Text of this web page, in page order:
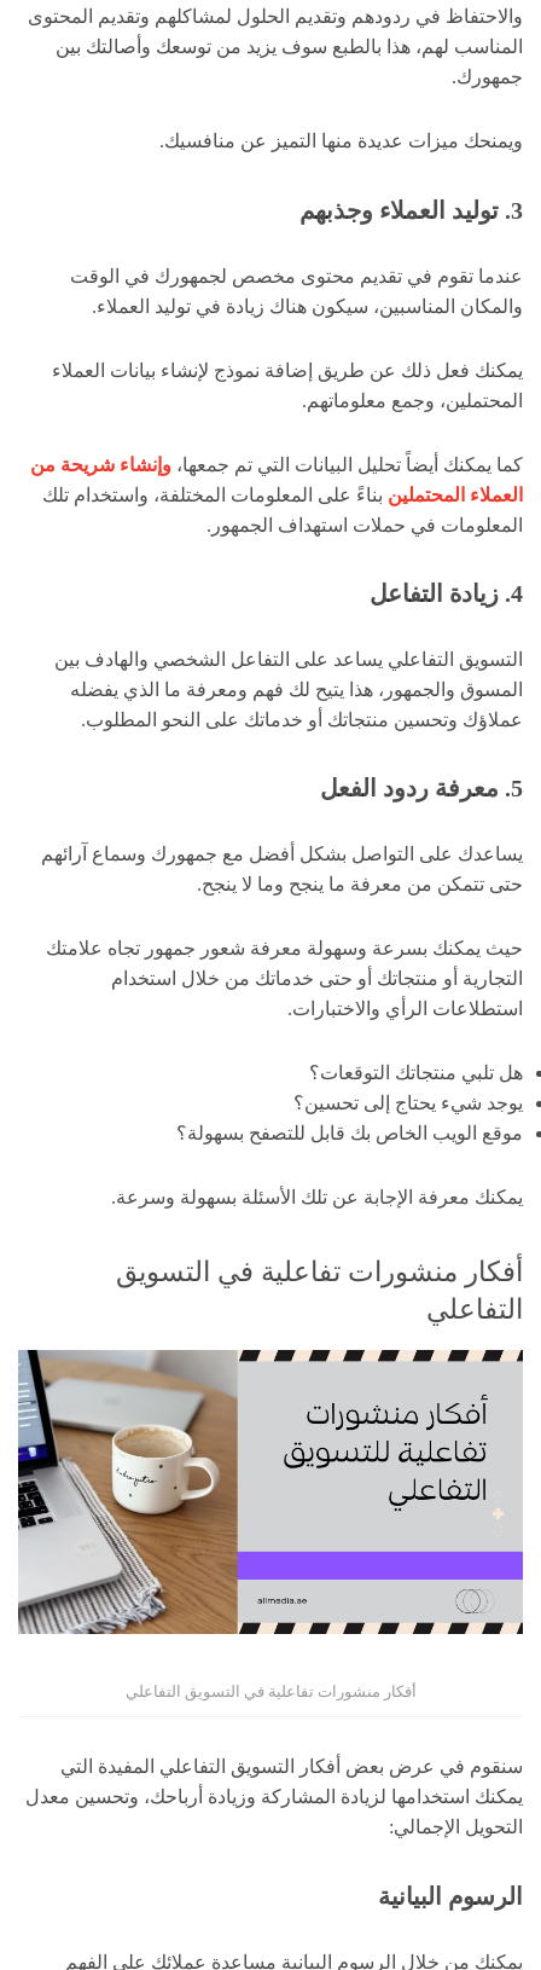
والاحتفاظ في ردودهم وتقديم الحلول لمشاكلهم وتقديم المحتوى
المناسب لهم، هذا بالطبع سوف يزيد من توسعك وأصالتك بين
جمهورك.
ويمنحك ميزات عديدة منها التميز عن منافسيك.
3. توليد العملاء وجذبهم
عندما تقوم في تقديم محتوى مخصص لجمهورك في الوقت
والمكان المناسبين، سيكون هناك زيادة في توليد العملاء.
يمكنك فعل ذلك عن طريق إضافة نموذج لإنشاء بيانات العملاء
المحتملين، وجمع معلوماتهم.
كما يمكنك أيضاً تحليل البيانات التي تم جمعها، وإنشاء شريحة من
العملاء المحتملين بناءً على المعلومات المختلفة، واستخدام تلك
المعلومات في حملات استهداف الجمهور.
4. زيادة التفاعل
التسويق التفاعلي يساعد على التفاعل الشخصي والهادف بين
المسوق والجمهور، هذا يتيح لك فهم ومعرفة ما الذي يفضله
عملاؤك وتحسين منتجاتك أو خدماتك على النحو المطلوب.
5. معرفة ردود الفعل
يساعدك على التواصل بشكل أفضل مع جمهورك وسماع آرائهم
حتى تتمكن من معرفة ما ينجح وما لا ينجح.
حيث يمكنك بسرعة وسهولة معرفة شعور جمهور تجاه علامتك
التجارية أو منتجاتك أو حتى خدماتك من خلال استخدام
استطلاعات الرأي والاختبارات.
هل تلبي منتجاتك التوقعات؟
يوجد شيء يحتاج إلى تحسين؟
موقع الويب الخاص بك قابل للتصفح بسهولة؟
يمكنك معرفة الإجابة عن تلك الأسئلة بسهولة وسرعة.
أفكار منشورات تفاعلية في التسويق
التفاعلي
أفكار منشورات تفاعلية في التسويق التفاعلي
سنقوم في عرض بعض أفكار التسويق التفاعلي المفيدة التي
يمكنك استخدامها لزيادة المشاركة وزيادة أرباحك، وتحسين معدل
التحويل الإجمالي:
الرسوم البيانية
يمكنك من خلال الرسوم البيانية مساعدة عملائك على الفهم